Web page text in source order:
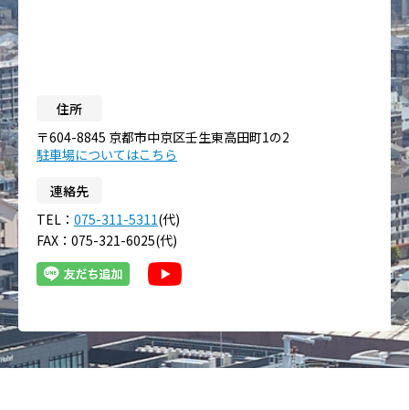
住所
〒604-8845 京都市中京区壬生東高田町1の2
駐車場についてはこちら
連絡先
TEL： 075-311-5311(代)
FAX：075-321-6025(代)